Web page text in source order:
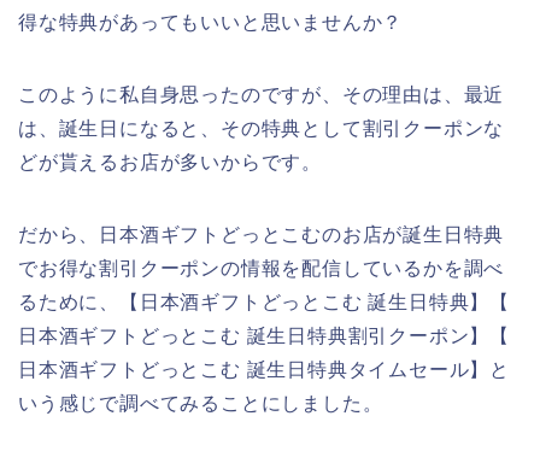
得な特典があってもいいと思いませんか？
このように私自身思ったのですが、その理由は、最近
は、誕生日になると、その特典として割引クーポンな
どが貰えるお店が多いからです。
だから、日本酒ギフトどっとこむのお店が誕生日特典
でお得な割引クーポンの情報を配信しているかを調べ
るために、【日本酒ギフトどっとこむ 誕生日特典】【
日本酒ギフトどっとこむ 誕生日特典割引クーポン】【
日本酒ギフトどっとこむ 誕生日特典タイムセール】と
いう感じで調べてみることにしました。